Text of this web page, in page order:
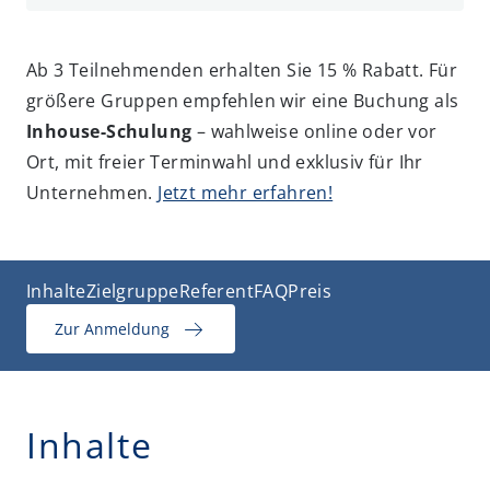
Ab 3 Teilnehmenden erhalten Sie 15 % Rabatt. Für
größere Gruppen empfehlen wir eine Buchung als
Inhouse-Schulung – wahlweise online oder vor
Ort, mit freier Terminwahl und exklusiv für Ihr
Unternehmen. Jetzt mehr erfahren!
InhalteZielgruppeReferentFAQPreis
Zur Anmeldung
Inhalte